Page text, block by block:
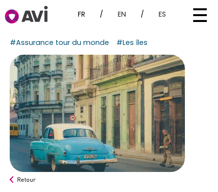
FR / EN / ES
#Assurance tour du monde #Les îles
Retour